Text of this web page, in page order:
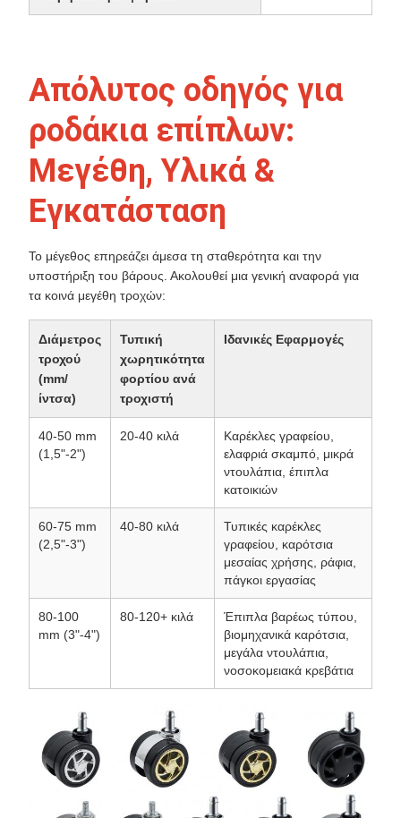
Απόλυτος οδηγός για
ροδάκια επίπλων:
Μεγέθη, Υλικά &
Εγκατάσταση
Το μέγεθος επηρεάζει άμεσα τη σταθερότητα και την
υποστήριξη του βάρους. Ακολουθεί μια γενική αναφορά για
τα κοινά μεγέθη τροχών:
Διάμετρος
τροχού
(mm/
ίντσα)
Τυπική
χωρητικότητα
φορτίου ανά
τροχιστή
Ιδανικές Εφαρμογές
40-50 mm
(1,5"-2")
20-40 κιλά
Καρέκλες γραφείου,
ελαφριά σκαμπό, μικρά
ντουλάπια, έπιπλα
κατοικιών
60-75 mm
(2,5"-3")
40-80 κιλά
Τυπικές καρέκλες
γραφείου, καρότσια
μεσαίας χρήσης, ράφια,
πάγκοι εργασίας
80-100
mm (3"-4")
80-120+ κιλά
Έπιπλα βαρέως τύπου,
βιομηχανικά καρότσια,
μεγάλα ντουλάπια,
νοσοκομειακά κρεβάτια